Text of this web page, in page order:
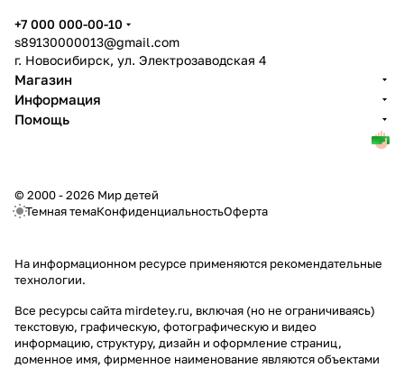
+7 000 000-00-10
s89130000013@gmail.com
г. Новосибирск, ул. Электрозаводская 4
Магазин
Информация
Помощь
© 2000 - 2026 Мир детей
Темная темаКонфиденциальностьОферта
На информационном ресурсе применяются рекомендательные
технологии.
Все ресурсы сайта mirdetey.ru, включая (но не ограничиваясь)
текстовую, графическую, фотографическую и видео
информацию, структуру, дизайн и оформление страниц,
доменное имя, фирменное наименование являются объектами